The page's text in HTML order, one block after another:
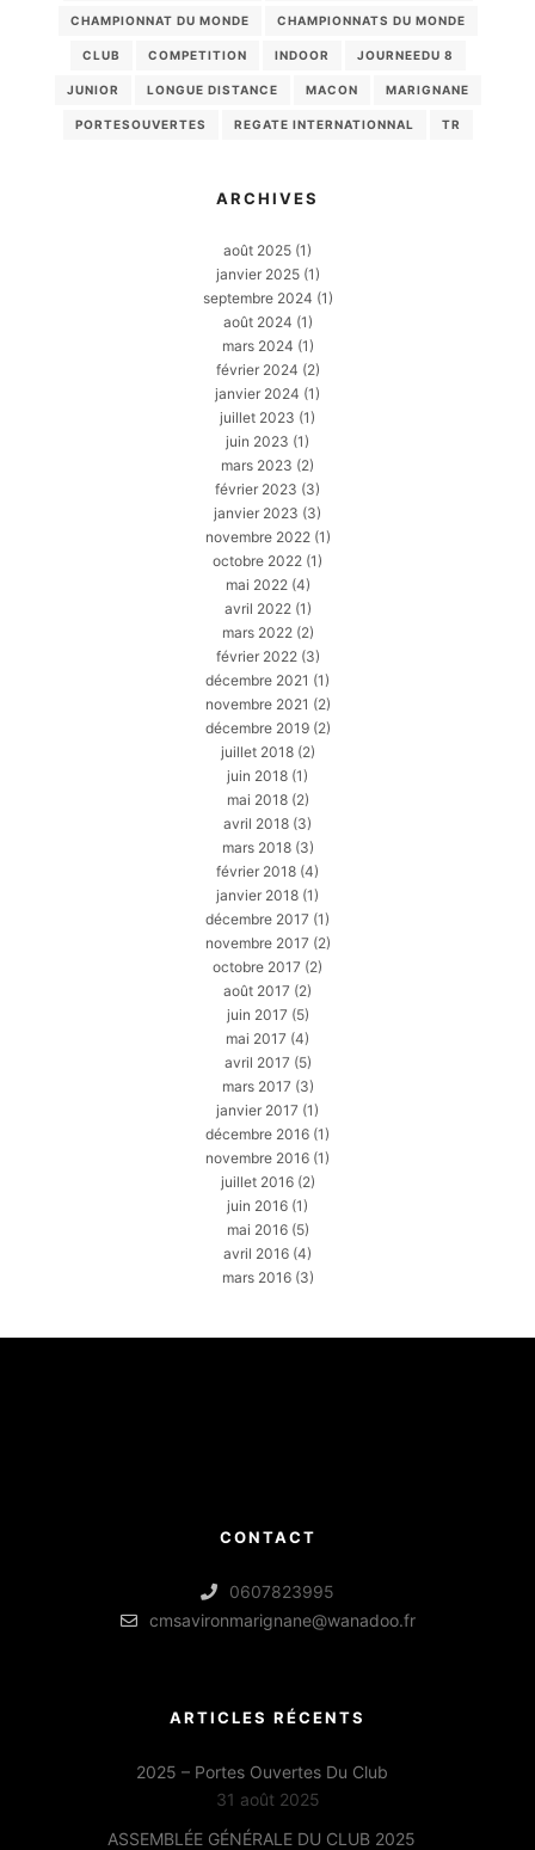
CHAMPIONNAT DU MONDE CHAMPIONNATS DU MONDE
CLUB COMPETITION INDOOR JOURNEEDU 8
JUNIOR LONGUE DISTANCE MACON MARIGNANE
PORTESOUVERTES REGATE INTERNATIONNAL TR
ARCHIVES
août 2025 (1)
janvier 2025(1)
septembre 2024 (1)
août 2024 (1)
mars 2024 (1)
février 2024 (2)
janvier 2024 (1)
juillet 2023 (1)
juin 2023 (1)
mars 2023 (2)
février 2023 (3)
janvier 2023 (3)
novembre 2022(1)
octobre 2022 (1)
mai 2022(4)
avril 2022(1)
mars 2022(2)
février 2022(3)
décembre 2021 (1)
novembre 2021 (2)
décembre 2019(2)
juillet 2018(2)
juin 2018 (1)
mai 2018(2)
avril 2018 (3)
mars 2018(3)
février 2018 (4)
janvier 2018 (1)
décembre 2017 (1)
novembre 2017 (2)
octobre 2017 (2)
août 2017 (2)
juin 2017 (5)
mai 2017 (4)
avril 2017 (5)
mars 2017 (3)
janvier 2017 (1)
décembre 2016 (1)
novembre 2016 (1)
juillet 2016(2)
juin 2016 (1)
mai 2016(5)
avril 2016 (4)
mars 2016(3)
CONTACT
0607823995
cmsavironmarignane@wanadoo.fr
ARTICLES RÉCENTS
2025 – Portes Ouvertes Du Club
31 août 2025
ASSEMBLÉE GÉNÉRALE DU CLUB 2025